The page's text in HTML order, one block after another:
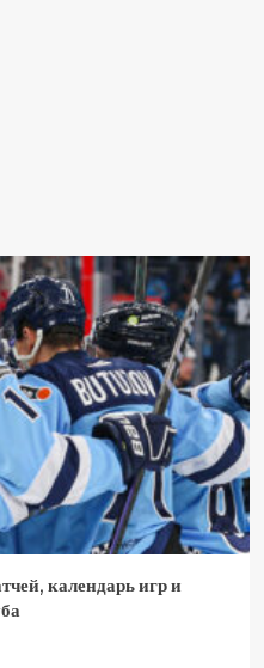
календарь игр и